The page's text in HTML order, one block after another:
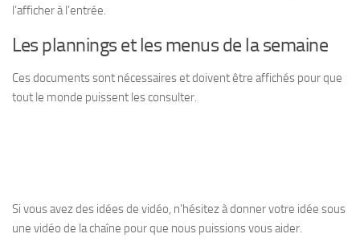
l’afficher à l’entrée.
Les plannings et les menus de la semaine
Ces documents sont nécessaires et doivent être affichés pour que
tout le monde puissent les consulter.
Si vous avez des idées de vidéo, n’hésitez à donner votre idée sous
une vidéo de la chaîne pour que nous puissions vous aider.